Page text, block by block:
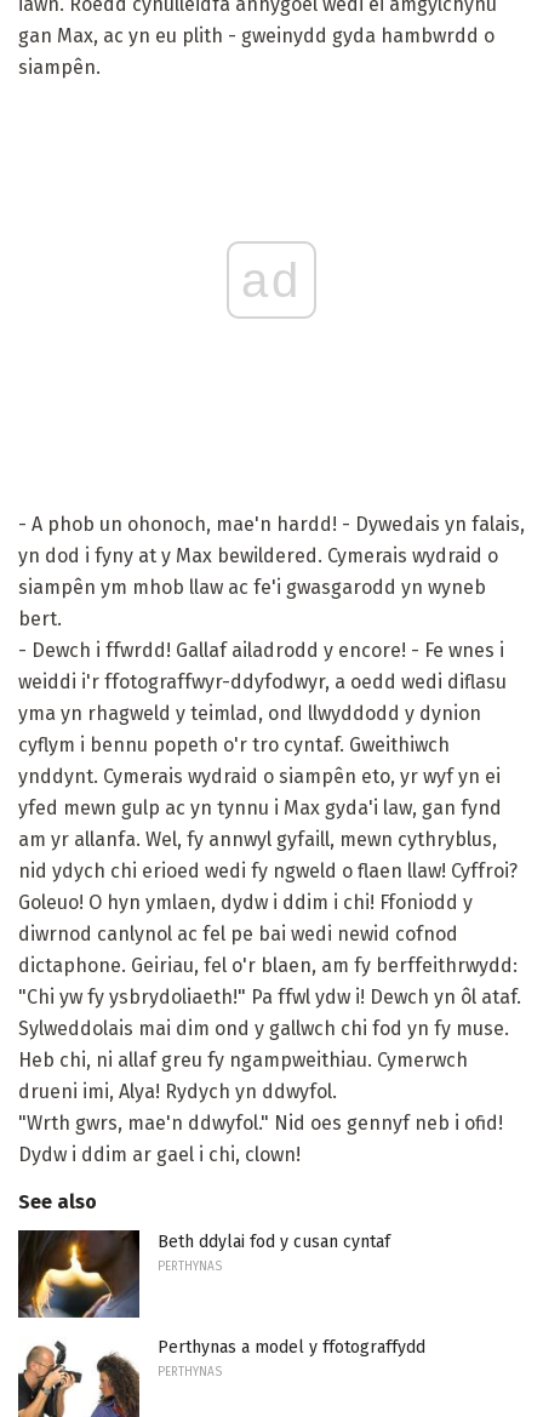
gan Max, ac yn eu plith - gweinydd gyda hambwrdd o
siampên.
ad
- A phob un ohonoch, mae'n hardd! - Dywedais yn falais,
yn dod i fyny at y Max bewildered. Cymerais wydraid o
siampên ym mhob llaw ac fe'i gwasgarodd yn wyneb
bert.
- Dewch i ffwrdd! Gallaf ailadrodd y encore! - Fe wnes i
weiddi i'r ffotograffwyr-ddyfodwyr, a oedd wedi diflasu
yma yn rhagweld y teimlad, ond llwyddodd y dynion
cyflym i bennu popeth o'r tro cyntaf. Gweithiwch
ynddynt. Cymerais wydraid o siampên eto, yr wyf yn ei
yfed mewn gulp ac yn tynnu i Max gyda'i law, gan fynd
am yr allanfa. Wel, fy annwyl gyfaill, mewn cythryblus,
nid ydych chi erioed wedi fy ngweld o flaen llaw! Cyffroi?
Goleuo! O hyn ymlaen, dydw i ddim i chi! Ffoniodd y
diwrnod canlynol ac fel pe bai wedi newid cofnod
dictaphone. Geiriau, fel o'r blaen, am fy berffeithrwydd:
"Chi yw fy ysbrydoliaeth!" Pa ffwl ydw i! Dewch yn ôl ataf.
Sylweddolais mai dim ond y gallwch chi fod yn fy muse.
Heb chi, ni allaf greu fy ngampweithiau. Cymerwch
drueni imi, Alya! Rydych yn ddwyfol.
"Wrth gwrs, mae'n ddwyfol." Nid oes gennyf neb i ofid!
Dydw i ddim ar gael i chi, clown!
See also
Beth ddylai fod y cusan cyntaf
PERTHYNAS
Perthynas a model y ffotograffydd
PERTHYNAS